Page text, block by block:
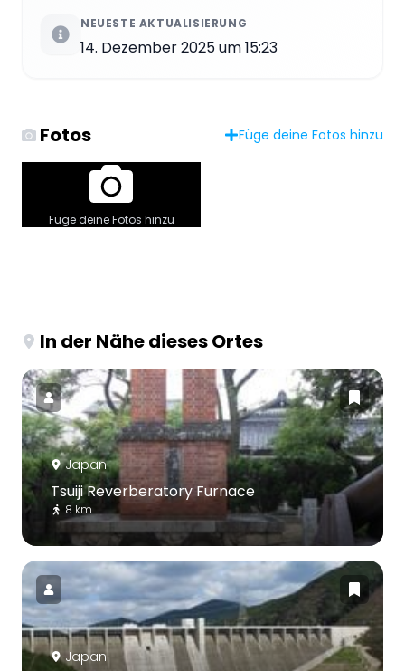
NEUESTE AKTUALISIERUNG
14. Dezember 2025 um 15:23
Fotos Füge deine Fotos hinzu
Füge deine Fotos hinzu
In der Nähe dieses Ortes
Japan
Tsuiji Reverberatory Furnace
8 km
Japan